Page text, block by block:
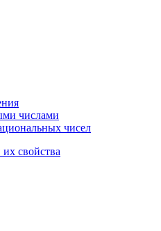
числами
чисел
свойства